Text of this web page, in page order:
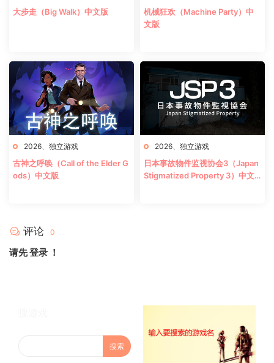
大步走（Big Walk）中文版
机械狂欢（Machine Party）中
文版
2026 独立游戏
古神之呼唤（Call of the Elder G
ods）中文版
2026 独立游戏
日本事故物件监视协会3（Japan
Stigmatized Property 3）中文
评论 0
请先登录 ！